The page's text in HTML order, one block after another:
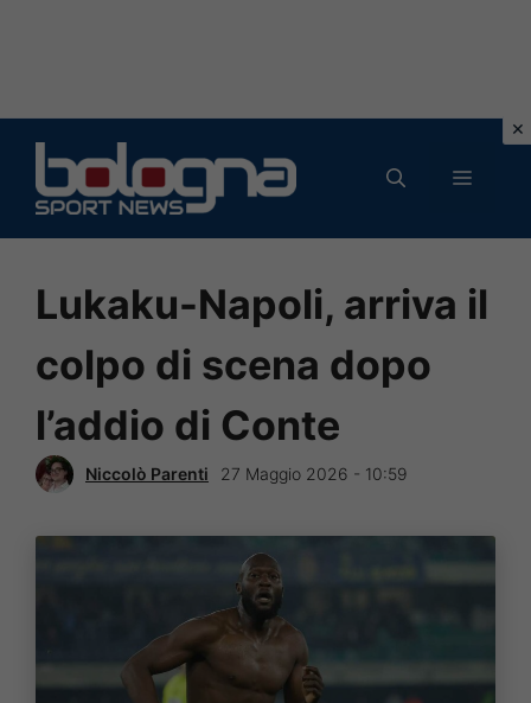
contenuto
MENU
Lukaku-Napoli, arriva il
colpo di scena dopo
l’addio di Conte
Niccolò Parenti 27 Maggio 2026 - 10:59